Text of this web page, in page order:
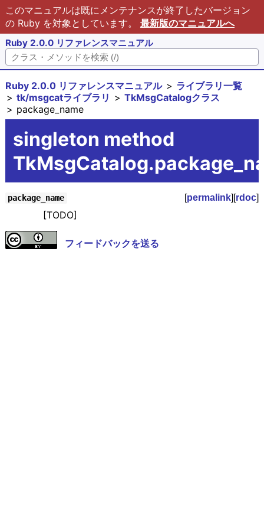
このマニュアルは既にメンテナンスが終了したバージョン
の Ruby を対象としています。 最新版のマニュアルへ
Ruby 2.0.0 リファレンスマニュアル
Ruby 2.0.0 リファレンスマニュアル
ライブラリ一覧
tk/msgcatライブラリ
TkMsgCatalogクラス
package_name
singleton method
package_name [permalink][rdoc]
[TODO]
フィードバックを送る